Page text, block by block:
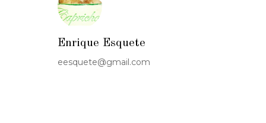
Enrique Esquete
eesquete@gmail.com